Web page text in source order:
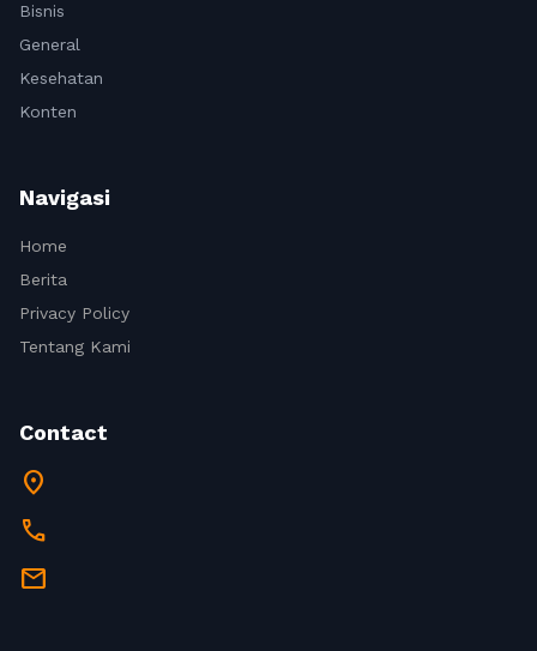
Bisnis
General
Kesehatan
Konten
Navigasi
Home
Berita
Privacy Policy
Tentang Kami
Contact
location_on
call
mail